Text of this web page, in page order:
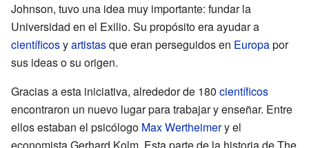
Johnson, tuvo una idea muy importante: fundar la
Universidad en el Exilio. Su propósito era ayudar a
científicosyartistasque eran perseguidos en Europapor
sus ideas o su origen.
Gracias a esta iniciativa, alrededor de 180 científicos
encontraron un nuevo lugar para trabajar y enseñar. Entre
ellos estaban el psicólogo Max Wertheimery el